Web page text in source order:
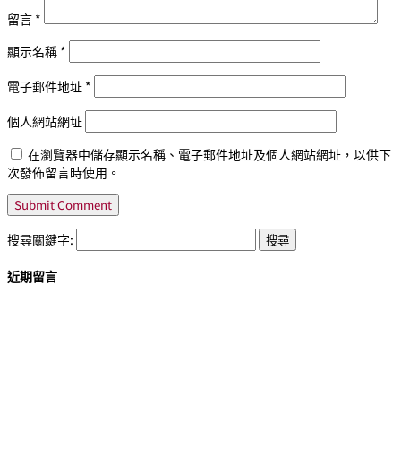
留言 *
顯示名稱 *
電子郵件地址 *
個人網站網址
在瀏覽器中儲存顯示名稱、電子郵件地址及個人網站網址，以供下
次發佈留言時使用。
搜尋關鍵字:
近期留言